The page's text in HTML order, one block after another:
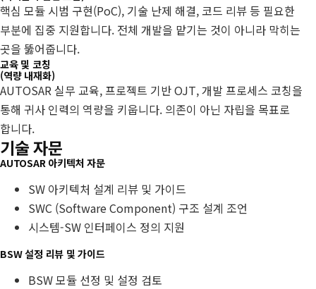
핵심 모듈 시범 구현(PoC), 기술 난제 해결, 코드 리뷰 등 필요한
부분에 집중 지원합니다. 전체 개발을 맡기는 것이 아니라 막히는
곳을 뚫어줍니다.
교육 및 코칭
(역량 내재화)
AUTOSAR 실무 교육, 프로젝트 기반 OJT, 개발 프로세스 코칭을
통해 귀사 인력의 역량을 키웁니다. 의존이 아닌 자립을 목표로
합니다.
기술 자문
AUTOSAR 아키텍처 자문
SW 아키텍처 설계 리뷰 및 가이드
SWC (Software Component) 구조 설계 조언
시스템-SW 인터페이스 정의 지원
BSW 설정 리뷰 및 가이드
BSW 모듈 선정 및 설정 검토